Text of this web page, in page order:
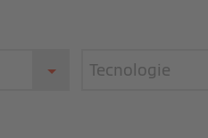
Tecnologie